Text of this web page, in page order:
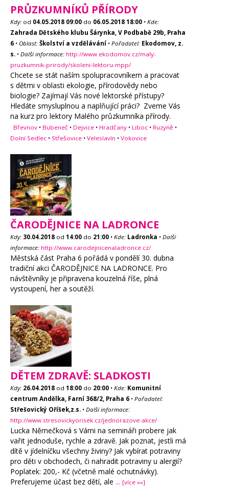
PRŮZKUMNÍKŮ PŘÍRODY
Kdy: od 04.05.2018 09:00 do 06.05.2018 18:00 • Kde:
Zahrada Dětského klubu Šárynka, V Podbabě 29b, Praha
6 • Oblast: Školství a vzdělávání • Pořadatel: Ekodomov, z.
s. • Další informace: http://www.ekodomov.cz/maly-
pruzkumnik-prirody/skoleni-lektoru-mpp/
Chcete se stát naším spolupracovníkem a pracovat
s dětmi v oblasti ekologie, přírodovědy nebo
biologie? Zajímají Vás nové lektorské přístupy?
Hledáte smysluplnou a naplňující práci? Zveme Vás
na kurz pro lektory Malého průzkumníka přírody.
Břevnov • Bubeneč • Dejvice • Hradčany • Liboc • Ruzyně •
Dolní Sedlec • Střešovice • Veleslavín • Vokovice
ČARODĚJNICE NA LADRONCE
Kdy: 30.04.2018 od 14:00 do 21:00 • Kde: Ladronka • Další
informace: http://www.carodejnicenaladronce.cz/
Městská část Praha 6 pořádá v pondělí 30. dubna
tradiční akci ČARODĚJNICE NA LADRONCE. Pro
návštěvníky je připravena kouzelná říše, plná
vystoupení, her a soutěží.
DĚTEM ZDRAVĚ: SLADKOSTI
Kdy: 26.04.2018 od 18:00 do 20:00 • Kde: Komunitní
centrum Andělka, Farní 368/2, Praha 6 • Pořadatel:
Střešovický Oříšek,z.s. • Další informace:
http://www.stresovickyorisek.cz/jednorazove-akce/
Lucka Němečková s Vámi na semináři probere jak
vařit jednoduše, rychle a zdravě. Jak poznat, jestli má
dítě v jídelníčku všechny živiny? Jak vybírat potraviny
pro děti v obchodech, či nahradit potraviny u alergií?
Poplatek: 200,- Kč (včetně malé ochutnávky).
Preferujeme účast bez dětí, ale ... [více »»]